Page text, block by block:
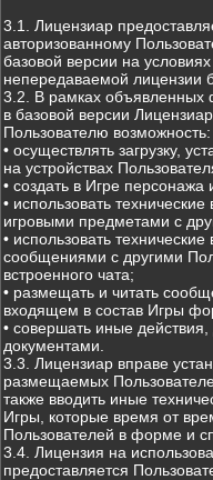
3.1. Лицензиар
авторизованному
базовой версии на
непередаваемой лицензии
3.2. В рамках объявленных
в базовой версии
Пользователю возможность:
• осуществлять загрузку,
на устройствах
• создать в Игре персонажа
• использовать
игровыми предметами с
• использовать
сообщениями с другими
встроенного чата;
• размещать и читать
входящем в состав Игры
• совершать иные
документами.
3.3. Лицензиар вправе
размещаемых
также вводить иные
Игры, которые время от
Пользователей в форме и
3.4. Лицензия на
предоставляется